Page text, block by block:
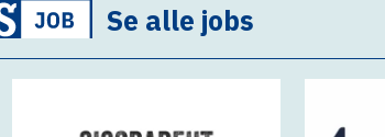
Se alle jobs